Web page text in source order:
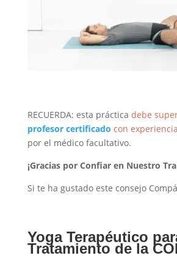
RECUERDA: esta práctica debe
profesor certificado con
por el médico facultativo.
¡Gracias por Confiar en Nuestro
Si te ha gustado este consejo
Yoga Terapéutico
Tratamiento de la